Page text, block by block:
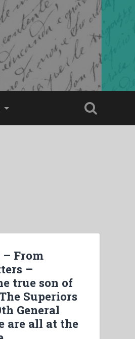
From
–
true son of
Superiors
General
are all at the